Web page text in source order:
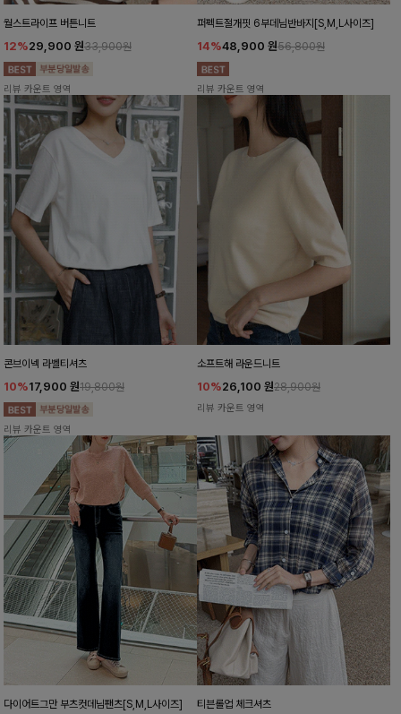
월스트라이프 버튼니트
12%29,900 원33,900원
리뷰 카운트 영역
퍼펙트절개핏 6부데님반바지[S,M,L사이즈]
14%48,900 원56,800원
리뷰 카운트 영역
콘브이넥 라벨티셔츠
10%17,900 원19,800원
리뷰 카운트 영역
소프트해 라운드니트
10%26,100 원28,900원
리뷰 카운트 영역
다이어트그만 부츠컷데님팬츠[S,M,L사이즈] 티븐롤업 체크셔츠